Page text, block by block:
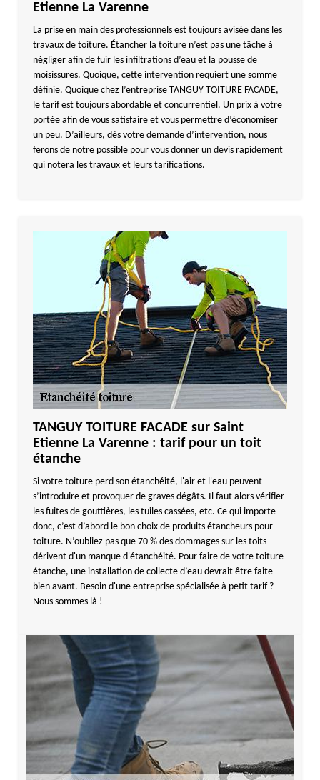
Etienne La Varenne
La prise en main des professionnels est toujours avisée dans les
travaux de toiture. Étancher la toiture n’est pas une tâche à
négliger afin de fuir les infiltrations d’eau et la pousse de
moisissures. Quoique, cette intervention requiert une somme
définie. Quoique chez l’entreprise TANGUY TOITURE FACADE,
le tarif est toujours abordable et concurrentiel. Un prix à votre
portée afin de vous satisfaire et vous permettre d’économiser
un peu. D’ailleurs, dès votre demande d’intervention, nous
ferons de notre possible pour vous donner un devis rapidement
qui notera les travaux et leurs tarifications.
TANGUY TOITURE FACADE sur Saint
Etienne La Varenne : tarif pour un toit
étanche
Si votre toiture perd son étanchéité, l'air et l'eau peuvent
s’introduire et provoquer de graves dégâts. Il faut alors vérifier
les fuites de gouttières, les tuiles cassées, etc. Ce qui importe
donc, c’est d’abord le bon choix de produits étancheurs pour
toiture. N’oubliez pas que 70 % des dommages sur les toits
dérivent d'un manque d'étanchéité. Pour faire de votre toiture
étanche, une installation de collecte d’eau devrait être faite
bien avant. Besoin d'une entreprise spécialisée à petit tarif ?
Nous sommes là !